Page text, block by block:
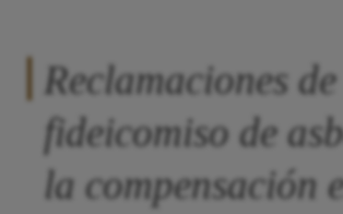
Reclamaciones de
fideicomiso de
la compensación